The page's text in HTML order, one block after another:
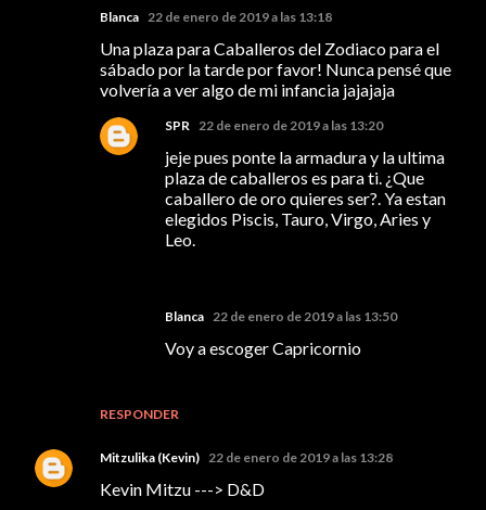
Blanca 22 de enero de 2019 a las 13:18
Una plaza para Caballeros del Zodiaco para el
sábado por la tarde por favor! Nunca pensé que
volvería a ver algo de mi infancia jajajaja
RESPONDER
SPR 22 de enero de 2019 a las 13:20
jeje pues ponte la armadura y la ultima
plaza de caballeros es para ti. ¿Que
caballero de oro quieres ser?. Ya estan
elegidos Piscis, Tauro, Virgo, Aries y
Leo.
Blanca 22 de enero de 2019 a las 13:50
Voy a escoger Capricornio
Mitzulika (Kevin) 22 de enero de 2019 a las 13:28
Kevin Mitzu ---> D&D